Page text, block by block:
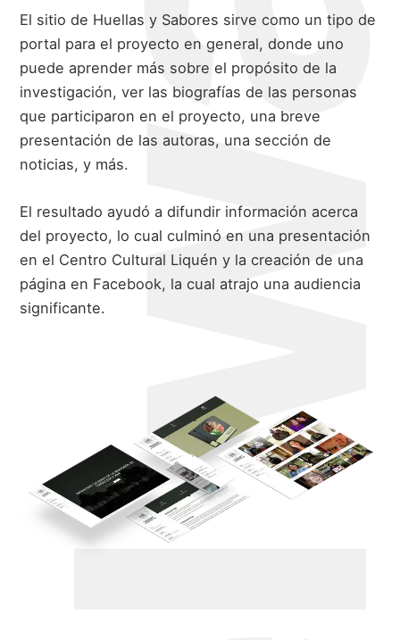
El sitio de Huellas y Sabores sirve como un tipo de
portal para el proyecto en general, donde uno
puede aprender más sobre el propósito de la
investigación, ver las biografías de las personas
que participaron en el proyecto, una breve
presentación de las autoras, una sección de
noticias, y más.
El resultado ayudó a difundir información acerca
del proyecto, lo cual culminó en una presentación
en el Centro Cultural Liquén y la creación de una
página en Facebook, la cual atrajo una audiencia
significante.